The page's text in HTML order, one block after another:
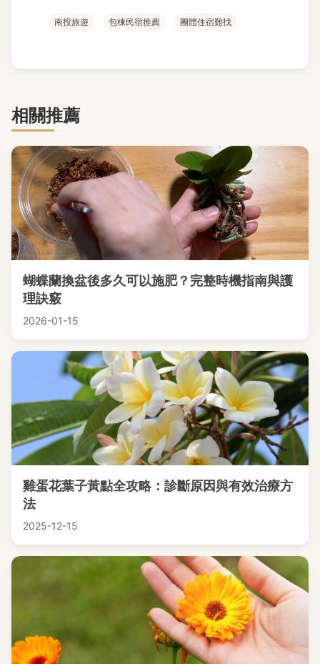
南投旅遊 包棟民宿推薦 團體住宿難找
相關推薦
蝴蝶蘭換盆後多久可以施肥？完整時機指南與護
理訣竅
2026-01-15
雞蛋花葉子黃點全攻略：診斷原因與有效治療方
法
2025-12-15